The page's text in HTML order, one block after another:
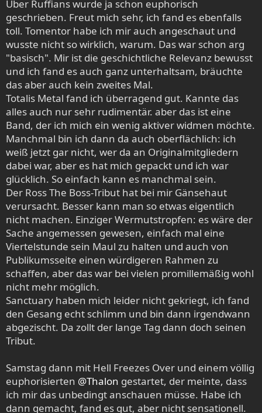
Über Ruffians wurde ja schon euphorisch
geschrieben. Freut mich sehr, ich fand es ebenfalls
toll. Tomentor habe ich mir auch angeschaut und
wusste nicht so wirklich, warum. Das war schon arg
"basisch". Mir ist die geschichtliche Relevanz bewusst
und ich fand es auch ganz unterhaltsam, bräuchte
das aber auch kein zweites Mal.
Totalis Metal fand ich überragend gut. Kannte das
alles auch nur sehr rudimentär. aber das ist eine
Band, der ich mich ein wenig aktiver widmen möchte.
Manchmal bin ich dann da auch oberflächlich: ich
weiß jetzt gar nicht, wer da an Originalmitgliedern
dabei war, aber es hat mich gepackt und ich war
glücklich. So einfach kann es manchmal sein.
Der Ross The Boss-Tribut hat bei mir Gänsehaut
verursacht. Besser kann man so etwas eigentlich
nicht machen. Einziger Wermutstropfen: es wäre der
Sache angemessen gewesen, einfach mal eine
Viertelstunde sein Maul zu halten und auch von
Publikumsseite einen würdigeren Rahmen zu
schaffen, aber das war bei vielen promillemäßig wohl
nicht mehr möglich.
Sanctuary haben mich leider nicht gekriegt, ich fand
den Gesang echt schlimm und bin dann irgendwann
abgezischt. Da zollt der lange Tag dann doch seinen
Tribut.
Samstag dann mit Hell Freezes Over und einem völlig
euphorisierten @Thalon gestartet, der meinte, dass
ich mir das unbedingt anschauen müsse. Habe ich
dann gemacht, fand es gut, aber nicht sensationell.